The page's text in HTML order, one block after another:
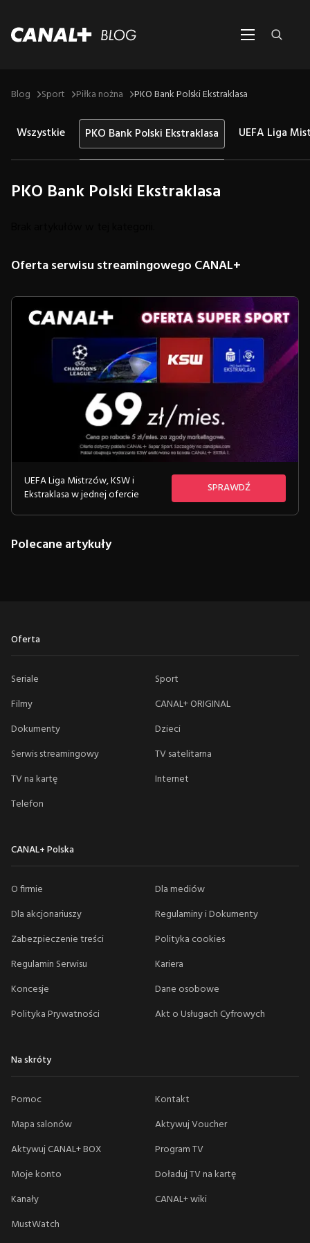
Blog Sport Piłka nożna PKO Bank Polski Ekstraklasa
Wszystkie PKO Bank Polski Ekstraklasa UEFA Liga
PKO Bank Polski Ekstraklasa
Oferta serwisu streamingowego CANAL+
UEFA Liga Mistrzów, KSW i
Ekstraklasa w jednej ofercie
SPRAWDŹ
Polecane artykuły
Oferta
Seriale
Sport
Filmy
CANAL+ ORIGINAL
Dokumenty
Dzieci
Serwis streamingowy
TV satelitarna
TV na kartę
Internet
Telefon
CANAL+ Polska
O firmie
Dla mediów
Dla akcjonariuszy
Regulaminy i Dokumenty
Zabezpieczenie treści
Polityka cookies
Regulamin Serwisu
Kariera
Koncesje
Dane osobowe
Polityka Prywatności
Akt o Usługach Cyfrowych
Na skróty
Pomoc
Kontakt
Mapa salonów
Aktywuj Voucher
Aktywuj CANAL+ BOX
Program TV
Moje konto
Doładuj TV na kartę
Kanały
CANAL+ wiki
MustWatch